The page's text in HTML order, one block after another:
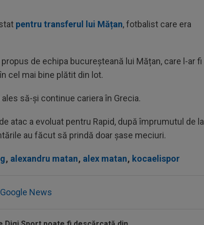
pentru transferul lui Mățan, fotbalist care era
de echipa bucureșteană lui Mățan, care l-ar fi
cel mai bine plătit din lot.
să-și continue cariera în Grecia.
atac a evoluat pentru Rapid, după împrumutul de la
au făcut să prindă doar șase meciuri.
, alexandru matan, alex matan, kocaelispor
Google News